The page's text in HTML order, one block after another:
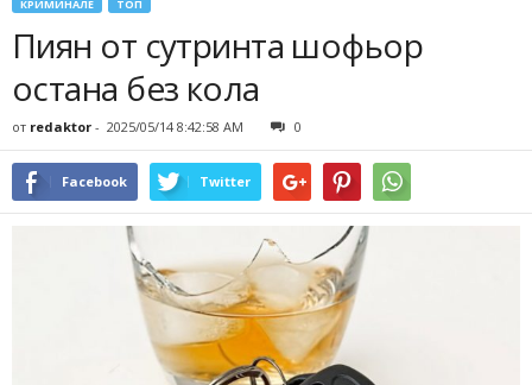
КРИМИНАЛЕ ТОП
Пиян от сутринта шофьор
остана без кола
от redaktor - 2025/05/14 8:42:58 AM 0
Facebook Twitter